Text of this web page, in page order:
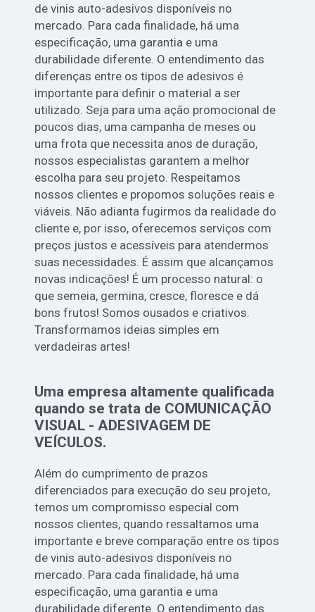
de vinis auto-adesivos disponíveis no
mercado. Para cada finalidade, há uma
especificação, uma garantia e uma
durabilidade diferente. O entendimento das
diferenças entre os tipos de adesivos é
importante para definir o material a ser
utilizado. Seja para uma ação promocional de
poucos dias, uma campanha de meses ou
uma frota que necessita anos de duração,
nossos especialistas garantem a melhor
escolha para seu projeto. Respeitamos
nossos clientes e propomos soluções reais e
viáveis. Não adianta fugirmos da realidade do
cliente e, por isso, oferecemos serviços com
preços justos e acessíveis para atendermos
suas necessidades. É assim que alcançamos
novas indicações! É um processo natural: o
que semeia, germina, cresce, floresce e dá
bons frutos! Somos ousados e criativos.
Transformamos ideias simples em
verdadeiras artes!
Uma empresa altamente qualificada
quando se trata de COMUNICAÇÃO
VISUAL - ADESIVAGEM DE
VEÍCULOS.
Além do cumprimento de prazos
diferenciados para execução do seu projeto,
temos um compromisso especial com
nossos clientes, quando ressaltamos uma
importante e breve comparação entre os tipos
de vinis auto-adesivos disponíveis no
mercado. Para cada finalidade, há uma
especificação, uma garantia e uma
durabilidade diferente. O entendimento das